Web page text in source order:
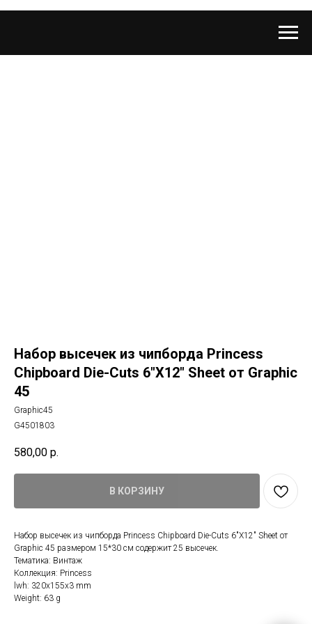
Набор высечек из чипборда Princess
Chipboard Die-Cuts 6"X12" Sheet от Graphic
45
Graphic45
G4501803
580,00 р.
В КОРЗИНУ
Набор высечек из чипборда Princess Chipboard Die-Cuts 6"X12" Sheet от
Graphic 45 размером 15*30 см содержит 25 высечек.
Тематика: Винтаж
Коллекция: Princess
lwh: 320x155x3 mm
Weight: 63 g